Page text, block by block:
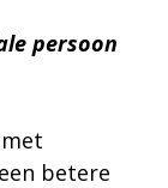
persoon
betere